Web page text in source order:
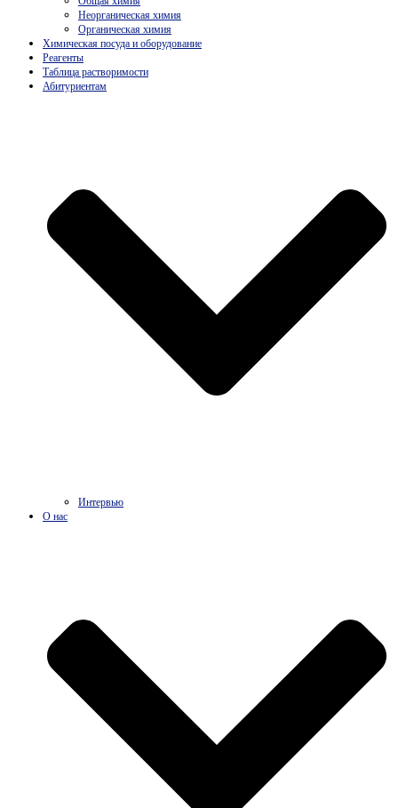
Неорганическая химия
Органическая химия
Химическая посуда и оборудование
Реагенты
Таблица растворимости
Абитуриентам
Интервью
О нас